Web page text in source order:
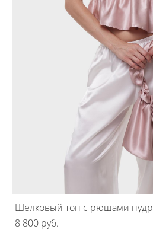
Шелковый топ с рюшами
8 800 pуб.